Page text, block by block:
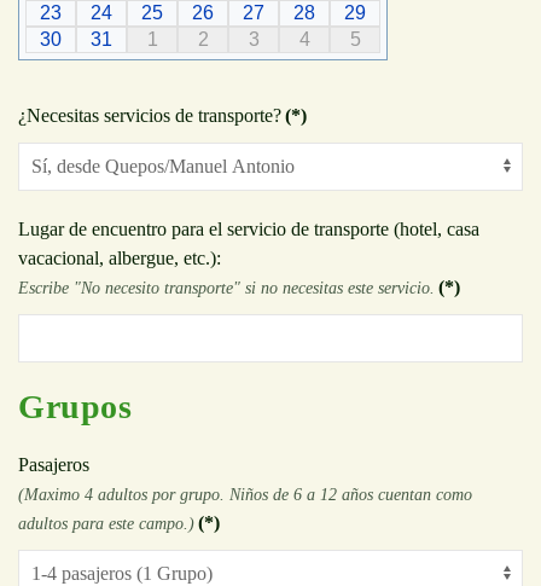
23
24 25 26 27 28
29
30
31 1 2 3 4 5
¿Necesitas servicios de transporte?(*)
Lugar de encuentro para el servicio de transporte (hotel, casa
vacacional, albergue, etc.):
Escribe "No necesito transporte" si no necesitas este servicio. (*)
Grupos
Pasajeros
(Maximo 4 adultos por grupo. Niños de 6 a 12 años cuentan como
adultos para este campo.) (*)